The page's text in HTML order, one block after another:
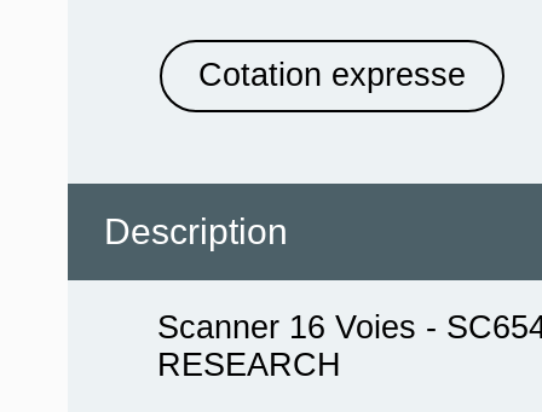
Cotation expresse
Description
Scanner 16 Voies -
RESEARCH